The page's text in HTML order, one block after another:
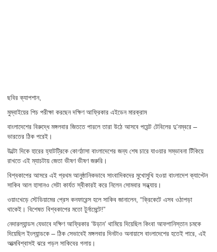
ছবির ক্যাপশান,
মুম্বাইয়ের পিচ পরীক্ষা করছেন দক্ষিণ আফ্রিকার এইডেন মারক্রাম
বাংলাদেশের বিরুদ্ধে মঙ্গলবার জিততে পারলে তারা উঠে আসবে পয়েন্ট টেবিলের দু’নম্বরে –
ভারতের ঠিক পরেই।
উল্টো দিকে হারের হ্যাটট্রিকে কোণঠাসা বাংলাদেশের জন্য শেষ চারে যাওয়ার সম্ভাবনা টিঁকিয়ে
রাখতে এই ম্যাচটায় জেতা ভীষণ ভীষণ জরুরি।
বিশ্বকাপের আসরে এই প্রথম আনুষ্ঠানিকভাবে সাংবাদিকদের মুখোমুখি হওয়া বাংলাদেশ ক্যাপ্টেন
সাকিব আল হাসানও সেটা কার্যত স্বীকারই করে নিলেন সোমবার সন্ধ্যায়।
ওয়াংখেড়ে স্টেডিয়ামের প্রেস কনফারেন্স হলে সাকিব জানালেন, “ক্রিকেটে এসব ওঠাপড়া
থাকেই। বিশেষত বিশ্বকাপের মতো টুর্নামেন্টে!”
নেদারল্যান্ডস যেভাবে দক্ষিণ আফ্রিকার ‘উড়ান’ থামিয়ে দিয়েছিল কিংবা আফগানিস্তান চমকে
দিয়েছিল ইংল্যান্ডকে – ঠিক সেভাবেই মঙ্গলবার দিনটাও অনায়াসে বাংলাদেশের হতেই পারে, এই
আত্মবিশ্বাসই ঝরে পড়ল সাকিবের গলায়।